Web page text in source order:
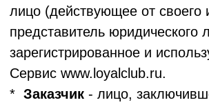
"ЛОЯЛ КЛАБ" для обработки.
Обработка персональных данных
любое действие (операция) или
совокупность действий (операций),
совершаемых с использованием средств
автоматизации или без использования таких
средств с персональными данными.